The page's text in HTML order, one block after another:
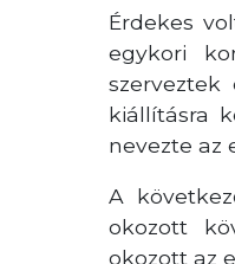
Érdekes
egykori
kiállításra
nevezte az
A
okozott
okozott az